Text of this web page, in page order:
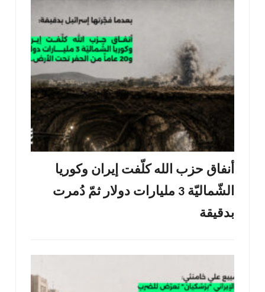
أنفاق حزب الله كلّفت إيران وكوريا
الشّماليّة 3 مليارات دولار ثمّ دُمرت
بدقيقة